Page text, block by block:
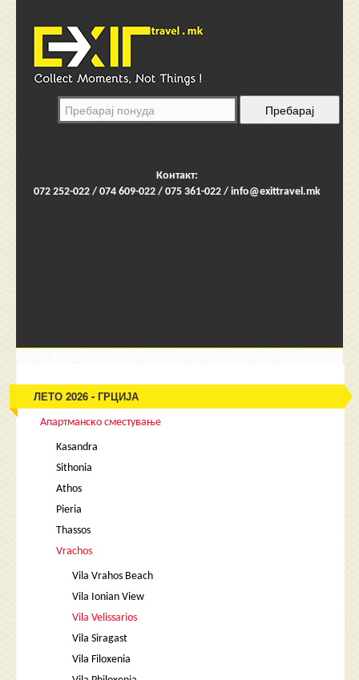
Контакт:
072 252-022 / 074 609-022 / 075 361-022 / info@exittravel.mk
ЛЕТО 2026 - ГРЦИЈА
Апартманско сместување
Kasandra
Sithonia
Athos
Pieria
Thassos
Vrachos
Vila Vrahos Beach
Vila Ionian View
Vila Velissarios
Vila Siragast
Vila Filoxenia